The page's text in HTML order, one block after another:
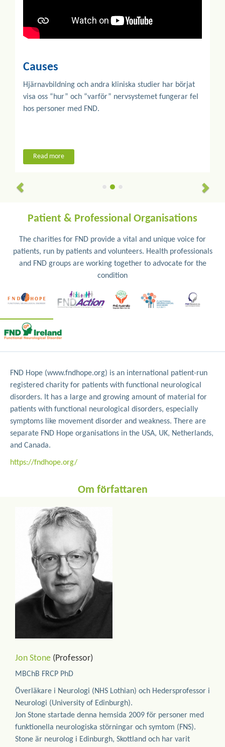
Causes
Hjärnavbildning och andra kliniska studier har börjat
visa oss “hur” och “varför” nervsystemet fungerar fel
hos personer med FND.
Read more
Patient & Professional Organisations
The charities for FND provide a vital and unique voice for
patients, run by patients and volunteers. Health professionals
and FND groups are working together to advocate for the
condition
FND Hope (www.fndhope.org) is an international patient-run
registered charity for patients with functional neurological
disorders. It has a large and growing amount of material for
patients with functional neurological disorders, especially
symptoms like movement disorder and weakness. There are
separate FND Hope organisations in the USA, UK, Netherlands,
and Canada.
https://fndhope.org/
Om författaren
Jon Stone (Professor)
MBChB FRCP PhD
Överläkare i Neurologi (NHS Lothian) och Hedersprofessor i
Neurologi (University of Edinburgh).
Jon Stone startade denna hemsida 2009 för personer med
funktionella neurologiska störningar och symtom (FNS).
Stone är neurolog i Edinburgh, Skottland och har varit